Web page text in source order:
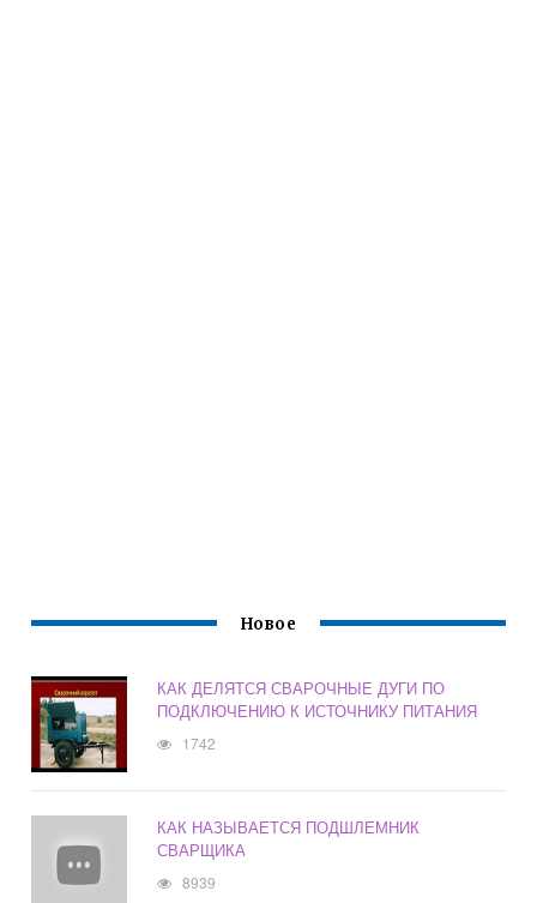
Новое
КАК ДЕЛЯТСЯ СВАРОЧНЫЕ ДУГИ ПО
ПОДКЛЮЧЕНИЮ К ИСТОЧНИКУ ПИТАНИЯ
1742
КАК НАЗЫВАЕТСЯ ПОДШЛЕМНИК
СВАРЩИКА
8939